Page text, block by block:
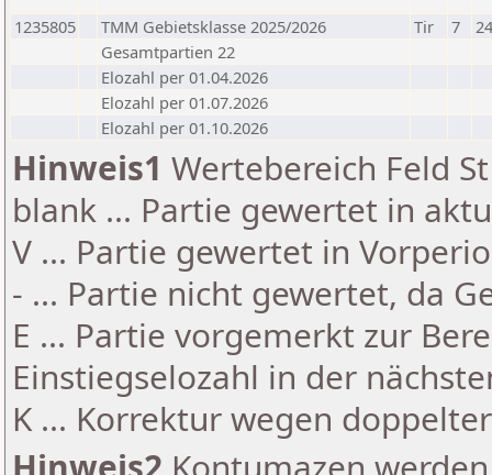
1235805
TMM Gebietsklasse 2025/2026 Tir 7
Gesamtpartien 22
Elozahl per 01.04.2026
Elozahl per 01.07.2026
Elozahl per 01.10.2026
Hinweis1 Wertebereich Feld
blank ... Partie gewertet in
V ... Partie gewertet in
- ... Partie nicht gewertet, da
E ... Partie vorgemerkt zur
Einstiegselozahl in der
K ... Korrektur wegen